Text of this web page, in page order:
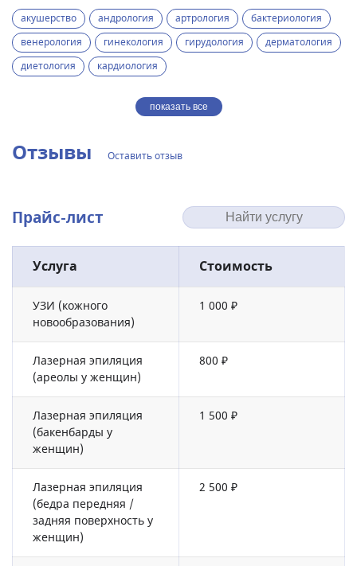
акушерство андрология артрология
бактериология
венерология
гинекология гирудология
дерматология
диетология
кардиология
показать все
Отзывы Оставить отзыв
Прайс-лист
Услуга Стоимость
УЗИ (кожного
новообразования)
1 000 ₽
Лазерная эпиляция
(ареолы у женщин)
800 ₽
Лазерная эпиляция
(бакенбарды у
женщин)
1 500 ₽
Лазерная эпиляция
(бедра передняя /
задняя поверхность у
женщин)
2 500 ₽